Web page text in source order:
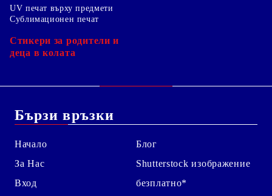
UV печат върху предмети
Сублимационен печат
Стикери за родители и
деца в колата
Бързи връзки
Начало
За Нас
Вход
Блог
Shutterstock изображение
безплатно*